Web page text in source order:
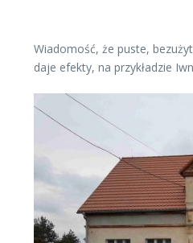
Wiadomość, że puste,
daje efekty, na przykładzie